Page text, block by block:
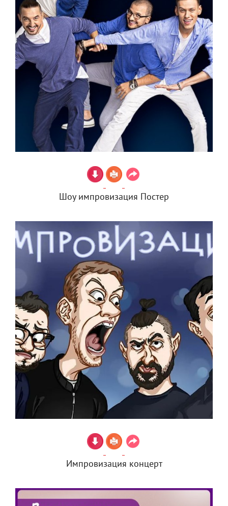
Шоу импровизация Постер
Импровизация концерт